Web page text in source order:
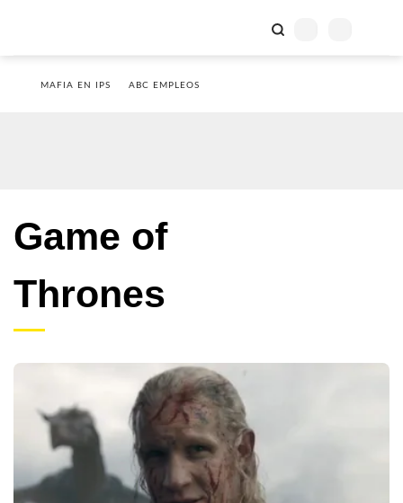
MAFIA EN IPS ABC EMPLEOS
Game of
Thrones